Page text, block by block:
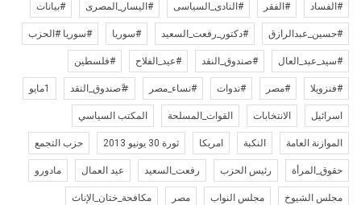
#الفساد #الفقر #النادى_السياسى #اليسار_المصرى #بيانات
#حسين_عبدالرازق #دكتور_رفعت_السعيد #سوريا #سوريا #الحزب
#سيد_عبد_العال #صندوق_النقد #عيد_الفلاح #فلسطين
#فنزويلا #مصر #ندوات #نساء_مصر #ًصندوق_النقد 1مايو
اسرائيل الانتخابات القوات_المسلحة المكتب السياسي
الموازنة العامة النكبة امريكا ثورة 30 يونيو 2013 حزب التجمع
حقوق_المرأة رئيس الحزب رفعت_السعيد عيد العمال مادورو
مجلس الشيوخ مجلس النواب مصر مكافحة_ختان_الإناث